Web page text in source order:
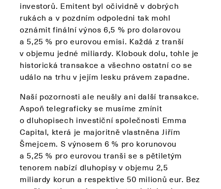
investorů. Emitent byl očividně v dobrých
rukách a v pozdním odpoledni tak mohl
oznámit finální výnos 6,5 % pro dolarovou
a 5,25 % pro eurovou emisi. Každá z tranší
v objemu jedné miliardy. Klobouk dolu, tohle je
historická transakce a všechno ostatní co se
událo na trhu v jejím lesku právem zapadne.
Naší pozornosti ale neušly ani další transakce.
Aspoň telegraficky se musíme zmínit
o dluhopisech investiční společnosti Emma
Capital, která je majoritně vlastněna Jiřím
Šmejcem. S výnosem 6 % pro korunovou
a 5,25 % pro eurovou tranši se s pětiletým
tenorem nabízí dluhopisy v objemu 2,5
miliardy korun a respektive 50 milionů eur. Bez